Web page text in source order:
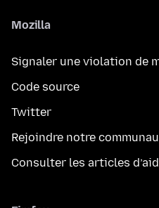
Mozilla
Signaler une violation de
Code source
Twitter
Rejoindre notre
Consulter les articles